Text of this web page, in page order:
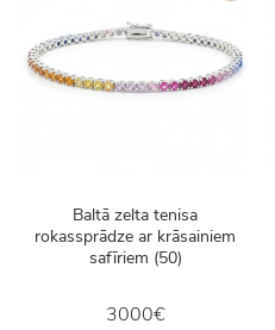
Baltā zelta tenisa
rokassprādze ar krāsainiem
safīriem (50)
3000€